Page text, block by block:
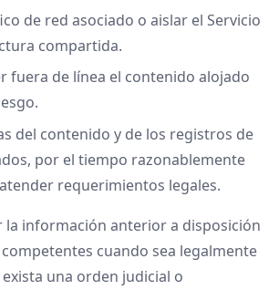
de red asociado o aislar el Servicio
compartida.
fuera de línea el contenido alojado
del contenido y de los registros de
por el tiempo razonablemente
requerimientos legales.
la información anterior a disposición
cuando sea legalmente
una orden judicial o